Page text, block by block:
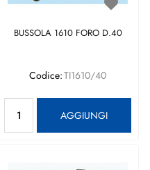
BUSSOLA 1610 FORO D.40
Codice:TI1610/40
AGGIUNGI